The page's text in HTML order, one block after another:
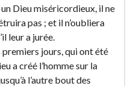
Dieu miséricordieux, il ne
pas ; et il n’oubliera
leur a jurée.
jours, qui ont été
a créé l’homme sur la
l’autre bout des